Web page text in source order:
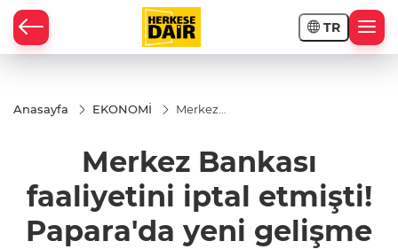
TR
Anasayfa EKONOMİ
Merkez
iptal
etmişti!
yeni
gelişme
Merkez Bankası
faaliyetini iptal etmişti!
Papara'da yeni gelişme